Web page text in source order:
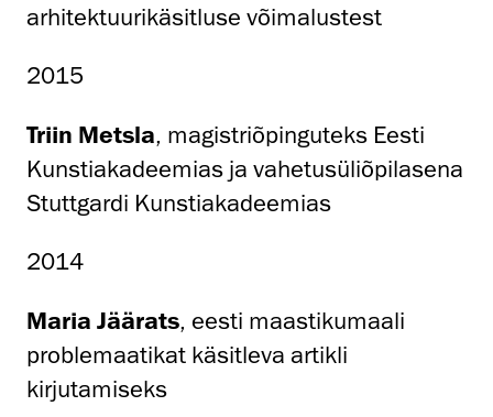
arhitektuurikäsitluse võimalustest
2015
Triin Metsla, magistriõpinguteks Eesti
Kunstiakadeemias ja vahetusüliõpilasena
Stuttgardi Kunstiakadeemias
2014
Maria Jäärats, eesti maastikumaali
problemaatikat käsitleva artikli
kirjutamiseks